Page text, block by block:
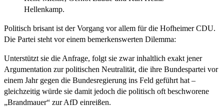
Hellenkamp.
Politisch brisant ist der Vorgang vor allem für die Hofheimer CDU.
Die Partei steht vor einem bemerkenswerten Dilemma:
Unterstützt sie die Anfrage, folgt sie zwar inhaltlich exakt jener
Argumentation zur politischen Neutralität, die ihre Bundespartei vor
einem Jahr gegen die Bundesregierung ins Feld geführt hat –
gleichzeitig würde sie damit jedoch die politisch oft beschworene
„Brandmauer“ zur AfD einreißen.